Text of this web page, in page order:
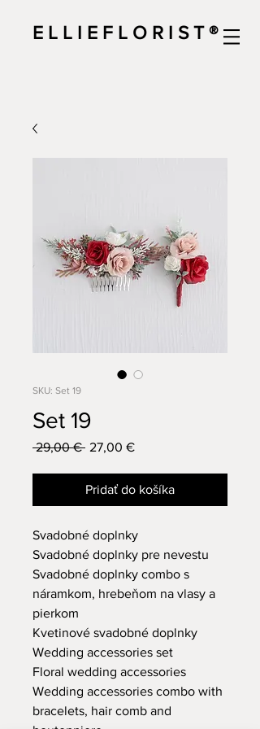
E L L I E F L O R I S T ®
SKU: Set 19
Set 19
29,00 € Normálna
27,00 €Zľavnená
Pridať do košíka
Svadobné doplnky
Svadobné doplnky pre nevestu
Svadobné doplnky combo s
náramkom, hrebeňom na vlasy a
pierkom
Kvetinové svadobné doplnky
Wedding accessories set
Floral wedding accessories
Wedding accessories combo with
bracelets, hair comb and